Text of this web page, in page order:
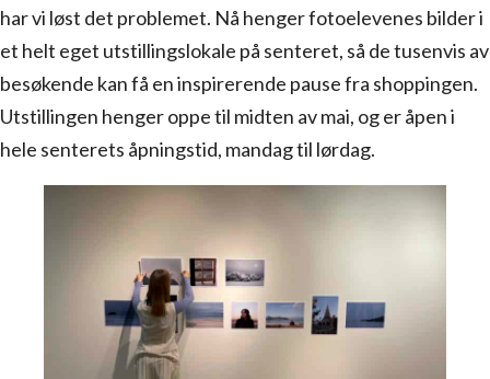
har vi løst det problemet. Nå henger fotoelevenes bilder i
et helt eget utstillingslokale på senteret, så de tusenvis av
besøkende kan få en inspirerende pause fra shoppingen.
Utstillingen henger oppe til midten av mai, og er åpen i
hele senterets åpningstid, mandag til lørdag.